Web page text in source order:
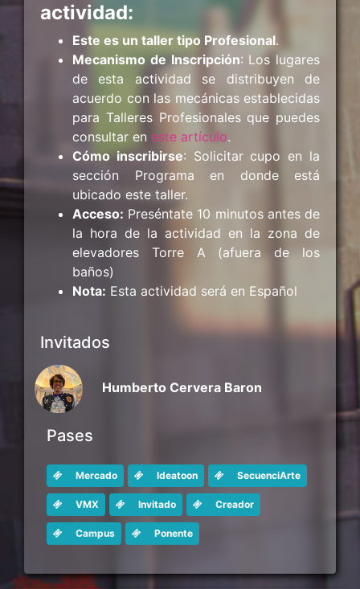
actividad:
Este es un taller tipo Profesional.
Mecanismo de Inscripción: Los lugares
de esta actividad se distribuyen de
acuerdo con las mecánicas establecidas
para Talleres Profesionales que puedes
consultar en este artículo.
Cómo inscribirse: Solicitar cupo en la
sección Programa en donde está
ubicado este taller.
Acceso: Preséntate 10 minutos antes de
la hora de la actividad en la zona de
elevadores Torre A (afuera de los
baños)
Nota: Esta actividad será en Español
Invitados
Humberto Cervera Baron
Pases
Mercado Ideatoon SecuenciArte
VMX Invitado Creador
Campus Ponente